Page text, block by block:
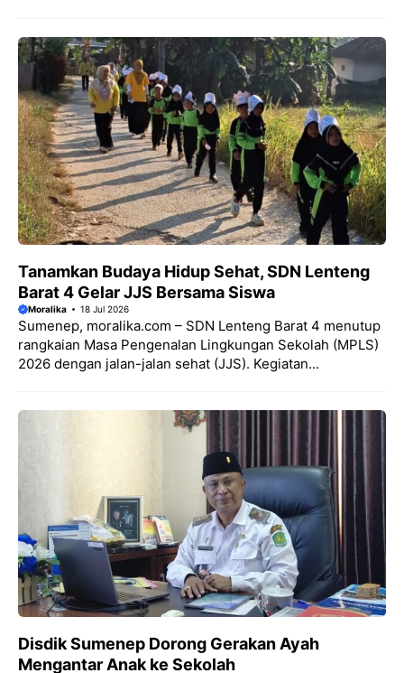
Tanamkan Budaya Hidup Sehat, SDN Lenteng
Barat 4 Gelar JJS Bersama Siswa
Moralika 18 Jul 2026
Sumenep, moralika.com – SDN Lenteng Barat 4 menutup
rangkaian Masa Pengenalan Lingkungan Sekolah (MPLS)
2026 dengan jalan-jalan sehat (JJS). Kegiatan...
Disdik Sumenep Dorong Gerakan Ayah
Mengantar Anak ke Sekolah